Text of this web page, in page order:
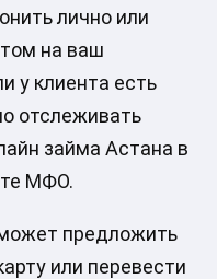
лично или
на ваш
у клиента есть
отслеживать
займа Астана в
МФО.
предложить
или перевести